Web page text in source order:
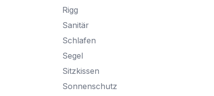
Rigg
Sanitär
Schlafen
Segel
Sitzkissen
Sonnenschutz